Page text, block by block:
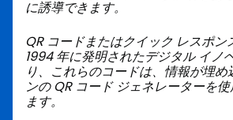
に誘導できます。
QR コードまたはクイック レスポン
1994 年に発明されたデジタル イノ
り、これらのコードは、情報が埋
ンの QR コード ジェネレーターを
ます。